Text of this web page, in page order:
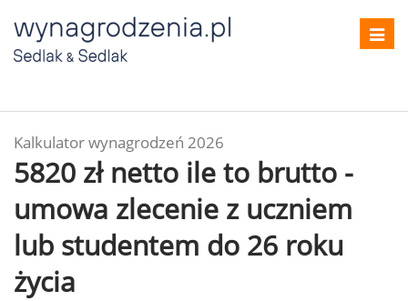
Kalkulator wynagrodzeń 2026
5820 zł netto ile to brutto -
umowa zlecenie z uczniem
lub studentem do 26 roku
życia